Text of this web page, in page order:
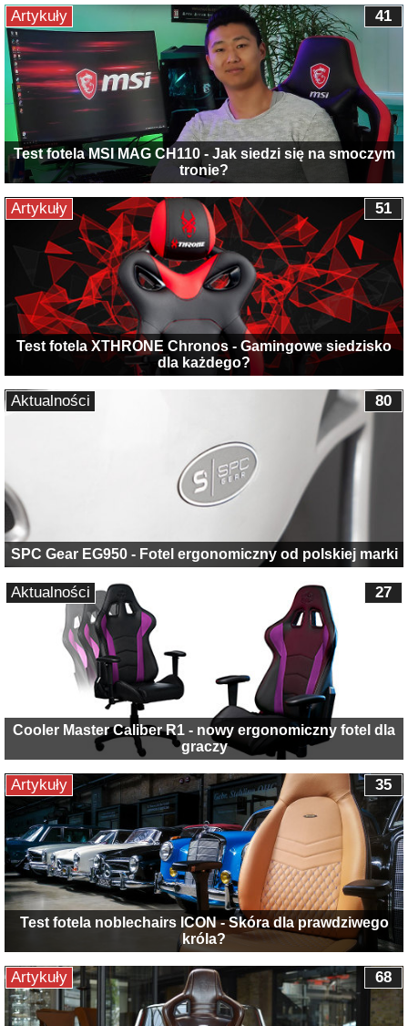
Test fotela MSI MAG CH110 - Jak siedzi się na smoczym
tronie?
41
Artykuły
Test fotela XTHRONE Chronos - Gamingowe siedzisko
dla każdego?
51
Artykuły
SPC Gear EG950 - Fotel ergonomiczny od polskiej marki
80
Aktualności
Cooler Master Caliber R1 - nowy ergonomiczny fotel dla
graczy
27
Aktualności
Test fotela noblechairs ICON - Skóra dla prawdziwego
króla?
35
Artykuły
68
Artykuły